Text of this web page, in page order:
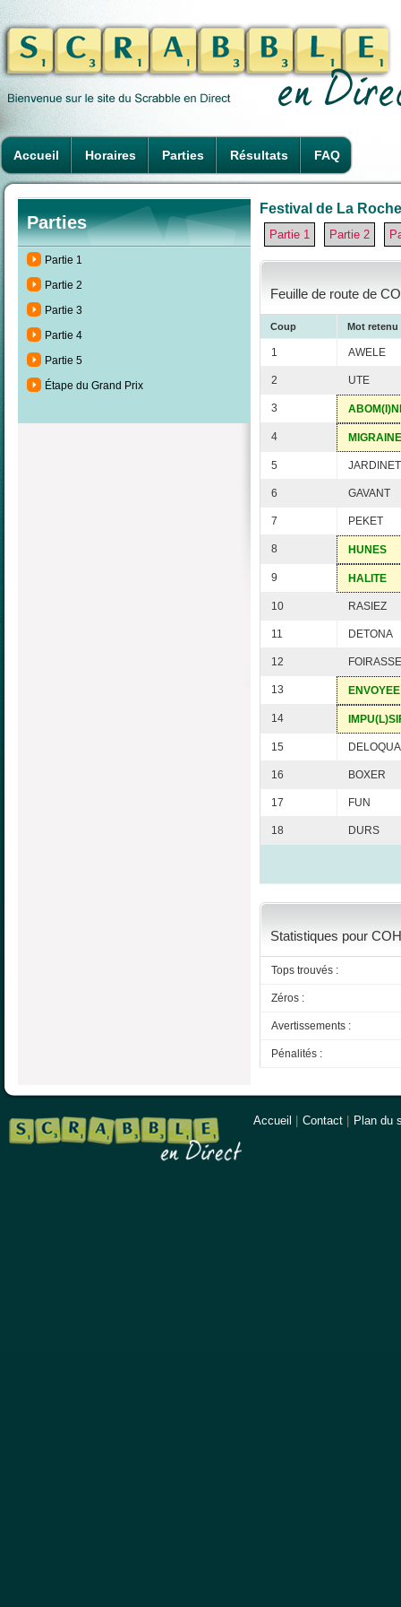
Accueil Horaires Parties Résultats FAQ
Parties
Partie 1
Partie 2
Partie 3
Partie 4
Partie 5
Étape du Grand Prix
Festival de La
Partie 1 Partie 2
Feuille de route de
Coup Mot retenu
1 AWELE
2 UTE
3
4 MIGRAINE
5 JARDINET
6 GAVANT
7 PEKET
8 HUNES
9 HALITE
10 RASIEZ
11 DETONA
12 FOIRASSE
13 ENVOYEE
14
15
16 BOXER
17 FUN
18 DURS
Statistiques pour
Tops trouvés :
Zéros :
Avertissements :
Pénalités :
Accueil Contact Plan du